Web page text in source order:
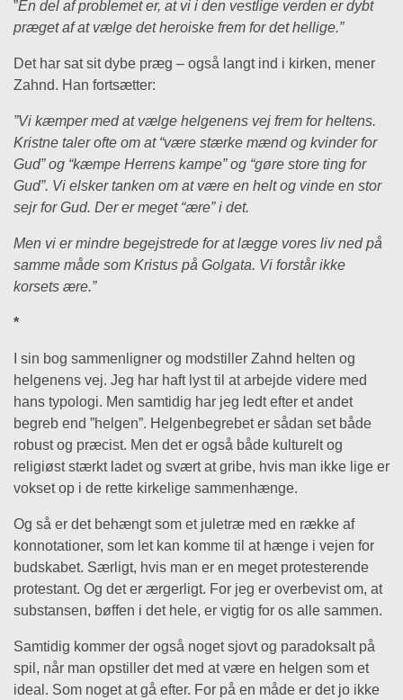
”En del af problemet er, at vi i den vestlige verden er dybt
præget af at vælge det heroiske frem for det hellige.”
Det har sat sit dybe præg – også langt ind i kirken, mener
Zahnd. Han fortsætter:
”Vi kæmper med at vælge helgenens vej frem for heltens.
Kristne taler ofte om at “være stærke mænd og kvinder for
Gud” og “kæmpe Herrens kampe” og “gøre store ting for
Gud”. Vi elsker tanken om at være en helt og vinde en stor
sejr for Gud. Der er meget “ære” i det.
Men vi er mindre begejstrede for at lægge vores liv ned på
samme måde som Kristus på Golgata. Vi forstår ikke
korsets ære.”
*
I sin bog sammenligner og modstiller Zahnd helten og
helgenens vej. Jeg har haft lyst til at arbejde videre med
hans typologi. Men samtidig har jeg ledt efter et andet
begreb end ”helgen”. Helgenbegrebet er sådan set både
robust og præcist. Men det er også både kulturelt og
religiøst stærkt ladet og svært at gribe, hvis man ikke lige er
vokset op i de rette kirkelige sammenhænge.
Og så er det behængt som et juletræ med en række af
konnotationer, som let kan komme til at hænge i vejen for
budskabet. Særligt, hvis man er en meget protesterende
protestant. Og det er ærgerligt. For jeg er overbevist om, at
substansen, bøffen i det hele, er vigtig for os alle sammen.
Samtidig kommer der også noget sjovt og paradoksalt på
spil, når man opstiller det med at være en helgen som et
ideal. Som noget at gå efter. For på en måde er det jo ikke